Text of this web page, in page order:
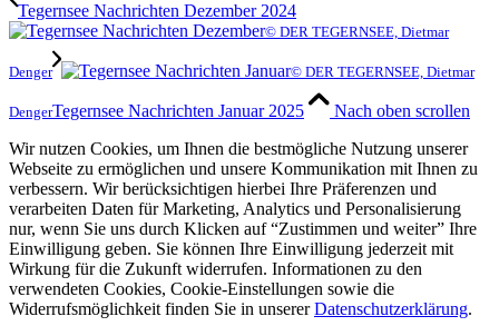
Tegernsee Nachrichten Dezember 2024
© DER TEGERNSEE, Dietmar
Denger © DER TEGERNSEE, Dietmar
DengerTegernsee Nachrichten Januar 2025
Nach oben scrollen
Wir nutzen Cookies, um Ihnen die bestmögliche Nutzung unserer
Webseite zu ermöglichen und unsere Kommunikation mit Ihnen zu
verbessern. Wir berücksichtigen hierbei Ihre Präferenzen und
verarbeiten Daten für Marketing, Analytics und Personalisierung
nur, wenn Sie uns durch Klicken auf “Zustimmen und weiter” Ihre
Einwilligung geben. Sie können Ihre Einwilligung jederzeit mit
Wirkung für die Zukunft widerrufen. Informationen zu den
verwendeten Cookies, Cookie-Einstellungen sowie die
Widerrufsmöglichkeit finden Sie in unsererDatenschutzerklärung.